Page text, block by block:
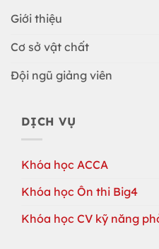
Giới thiệu
Cơ sở vật chất
Đội ngũ giảng viên
DỊCH VỤ
Khóa học ACCA
Khóa học Ôn thi Big4
Khóa học CV kỹ năng